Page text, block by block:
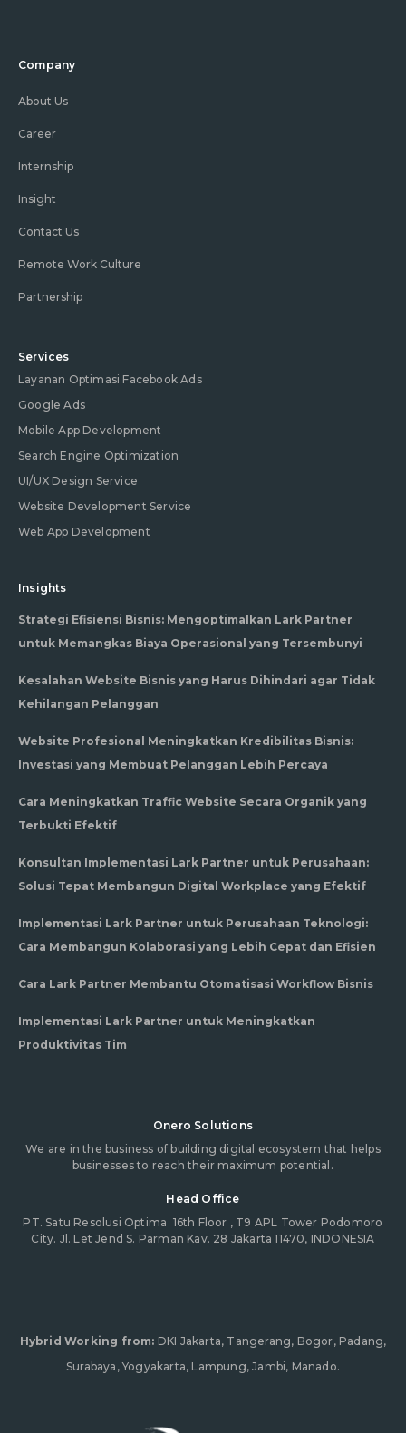
Company
About Us
Career
Internship
Insight
Contact Us
Remote Work Culture
Partnership
Services
Layanan Optimasi Facebook Ads
Google Ads
Mobile App Development
Search Engine Optimization
UI/UX Design Service
Website Development Service
Web App Development
Insights
Strategi Efisiensi Bisnis: Mengoptimalkan Lark Partner
untuk Memangkas Biaya Operasional yang Tersembunyi
Kesalahan Website Bisnis yang Harus Dihindari agar Tidak
Kehilangan Pelanggan
Website Profesional Meningkatkan Kredibilitas Bisnis:
Investasi yang Membuat Pelanggan Lebih Percaya
Cara Meningkatkan Traffic Website Secara Organik yang
Terbukti Efektif
Konsultan Implementasi Lark Partner untuk Perusahaan:
Solusi Tepat Membangun Digital Workplace yang Efektif
Implementasi Lark Partner untuk Perusahaan Teknologi:
Cara Membangun Kolaborasi yang Lebih Cepat dan Efisien
Cara Lark Partner Membantu Otomatisasi Workflow Bisnis
Implementasi Lark Partner untuk Meningkatkan
Produktivitas Tim
Onero Solutions
We are in the business of building digital ecosystem that helps
businesses to reach their maximum potential.
Head Office
PT. Satu Resolusi Optima 16th Floor , T9 APL Tower Podomoro
City. Jl. Let Jend S. Parman Kav. 28 Jakarta 11470, INDONESIA
Hybrid Working from: DKI Jakarta, Tangerang, Bogor, Padang,
Surabaya, Yogyakarta, Lampung, Jambi, Manado.